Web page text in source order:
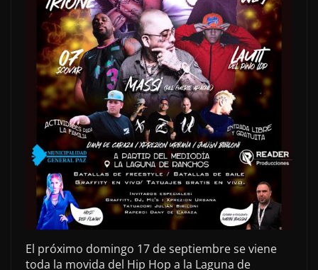
El próximo domingo 17 de septiembre se viene
toda la movida del Hip Hop a la Laguna de